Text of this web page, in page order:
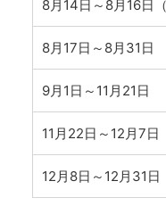
8月14日～8月16日
8月17日～8月31日
9月1日～11月21日
11月22日～12月7日
12月8日～12月31日